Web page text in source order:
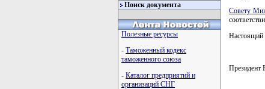
Поиск документа
Полезные ресурсы
- Таможенный кодекс
таможенного союза
- Каталог предприятий и
организаций СНГ
Совету
Настоящий